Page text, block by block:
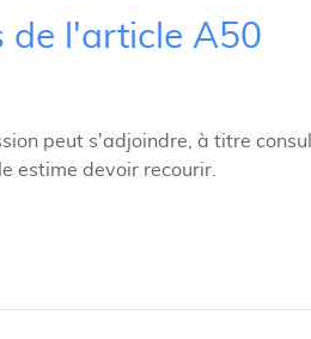
de l'article A50
peut s'adjoindre, à titre
estime devoir recourir.